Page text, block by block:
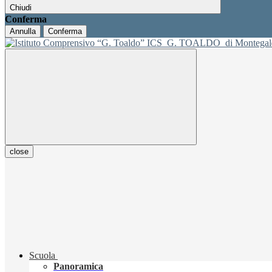
Chiudi
Conferma
Annulla Conferma
ICS G. TOALDO di
close
Scuola
Panoramica